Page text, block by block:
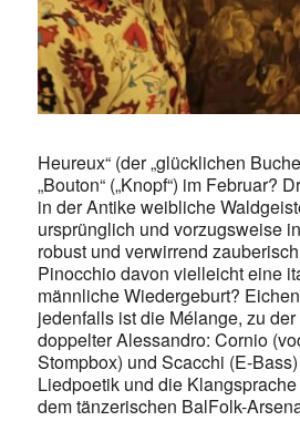
Heureux“ (der „glücklichen
„Bouton“ („Knopf“) im Februar?
in der Antike weibliche
ursprünglich und vorzugsweise
robust und verwirrend
Pinocchio davon vielleicht eine
männliche Wiedergeburt?
jedenfalls ist die Mélange, zu der
doppelter Alessandro: Cornio
Stompbox) und Scacchi (E-
Liedpoetik und die
dem tänzerischen BalFolk-